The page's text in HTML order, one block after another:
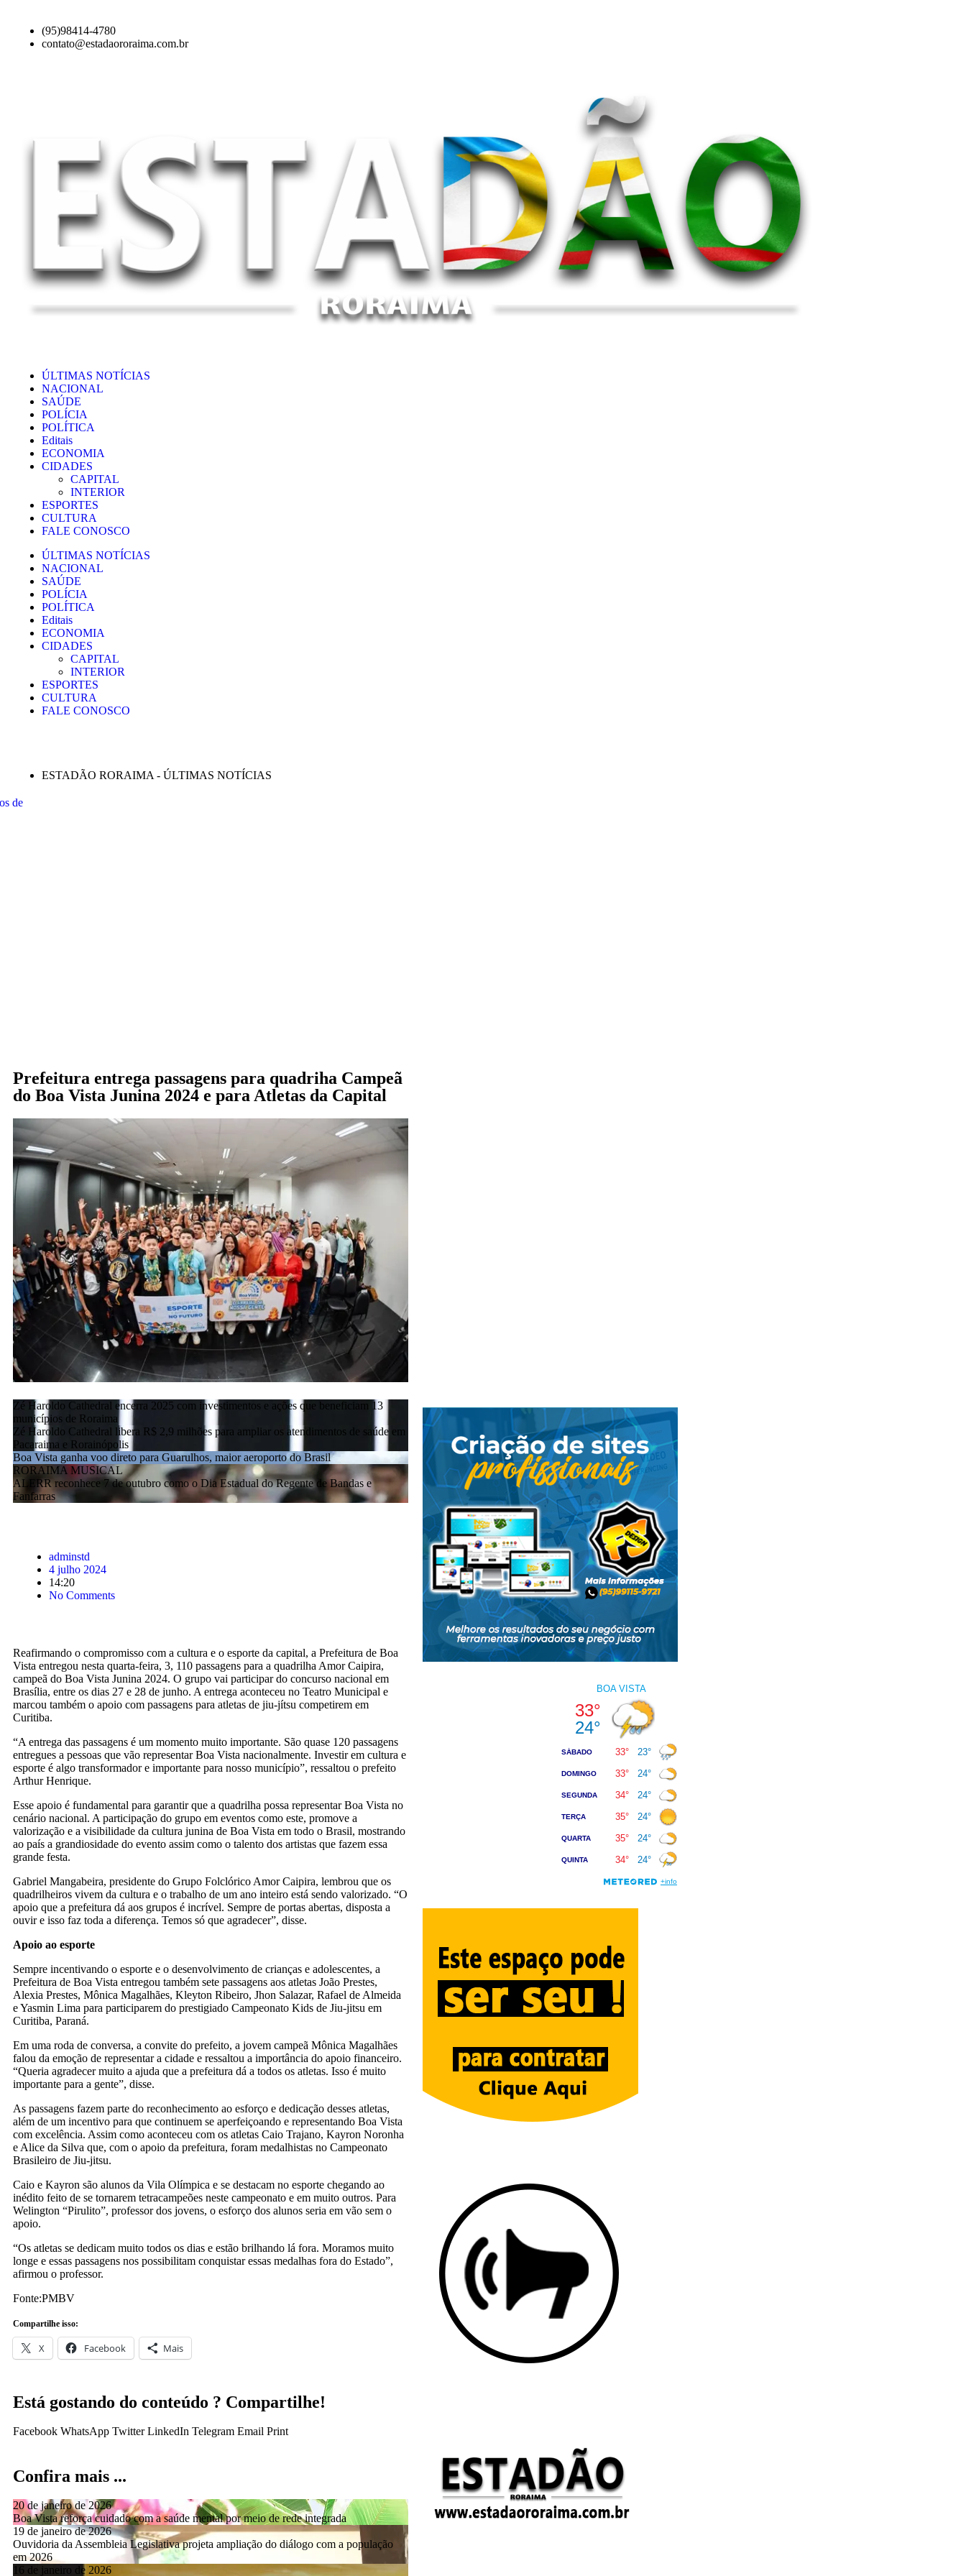
(95)98414-4780
contato@estadaororaima.com.br
ÚLTIMAS NOTÍCIAS
NACIONAL
SAÚDE
POLÍCIA
POLÍTICA
Editais
ECONOMIA
CIDADES
CAPITAL
INTERIOR
ESPORTES
CULTURA
FALE CONOSCO
ÚLTIMAS NOTÍCIAS
NACIONAL
SAÚDE
POLÍCIA
POLÍTICA
Editais
ECONOMIA
CIDADES
CAPITAL
INTERIOR
ESPORTES
CULTURA
FALE CONOSCO
ESTADÃO RORAIMA - ÚLTIMAS NOTÍCIAS
do Boa Vista Junina 2024 e para Atletas da Capital
Zé Haroldo Cathedral encerra 2025 com investimentos e ações que beneficiam 13
Zé Haroldo Cathedral libera R$ 2,9 milhões para ampliar os atendimentos de saúde em
Pacaraima e Rorainópolis
Boa Vista ganha voo direto para Guarulhos, maior aeroporto do Brasil
RORAIMA MUSICAL
ALERR reconhece 7 de outubro como o Dia Estadual do Regente de Bandas e
Fanfarras
14:20
No Comments
campeã do Boa Vista Junina 2024. O grupo vai participar do concurso nacional em
Brasília, entre os dias 27 e 28 de junho. A entrega aconteceu no Teatro Municipal e
marcou também o apoio com passagens para atletas de jiu-jítsu competirem em
Curitiba.
“A entrega das passagens é um momento muito importante. São quase 120 passagens
esporte é algo transformador e importante para nosso município”, ressaltou o prefeito
Arthur Henrique.
Esse apoio é fundamental para garantir que a quadrilha possa representar Boa Vista no
valorização e a visibilidade da cultura junina de Boa Vista em todo o Brasil, mostrando
ao país a grandiosidade do evento assim como o talento dos artistas que fazem essa
grande festa.
Gabriel Mangabeira, presidente do Grupo Folclórico Amor Caipira, lembrou que os
apoio que a prefeitura dá aos grupos é incrível. Sempre de portas abertas, disposta a
ouvir e isso faz toda a diferença. Temos só que agradecer”, disse.
Apoio ao esporte
Sempre incentivando o esporte e o desenvolvimento de crianças e adolescentes, a
Alexia Prestes, Mônica Magalhães, Kleyton Ribeiro, Jhon Salazar, Rafael de Almeida
e Yasmin Lima para participarem do prestigiado Campeonato Kids de Jiu-jitsu em
Curitiba, Paraná.
Em uma roda de conversa, a convite do prefeito, a jovem campeã Mônica Magalhães
“Queria agradecer muito a ajuda que a prefeitura dá a todos os atletas. Isso é muito
importante para a gente”, disse.
As passagens fazem parte do reconhecimento ao esforço e dedicação desses atletas,
com excelência. Assim como aconteceu com os atletas Caio Trajano, Kayron Noronha
e Alice da Silva que, com o apoio da prefeitura, foram medalhistas no Campeonato
Brasileiro de Jiu-jitsu.
Caio e Kayron são alunos da Vila Olímpica e se destacam no esporte chegando ao
Welington “Pirulito”, professor dos jovens, o esforço dos alunos seria em vão sem o
apoio.
“Os atletas se dedicam muito todos os dias e estão brilhando lá fora. Moramos muito
afirmou o professor.
Fonte:PMBV
Compartilhe isso:
X
Facebook WhatsApp Twitter LinkedIn Telegram Email Print
20 de janeiro de 2026
19 de janeiro de 2026
Ouvidoria da Assembleia Legislativa projeta ampliação do diálogo com a população
em 2026
16 de janeiro de 2026
Boa Vista passa a contar com voo internacional direto para Puerto Ordaz em menos de
30 dias